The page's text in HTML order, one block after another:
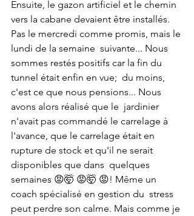
Ensuite, le gazon artificiel et le chemin
vers la cabane devaient être installés.
Pas le mercredi comme promis, mais le
lundi de la semaine  suivante... Nous
sommes restés positifs car la fin du
tunnel était enfin en vue;  du moins,
c'est ce que nous pensions... Nous
avons alors réalisé que le  jardinier
n'avait pas commandé le carrelage à
l'avance, que le carrelage était en
rupture de stock et qu'il ne serait
disponibles que dans  quelques
semaines 😡🤯 😡🤯 😡! Même un
coach spécialisé en gestion du  stress
peut perdre son calme. Mais comme je